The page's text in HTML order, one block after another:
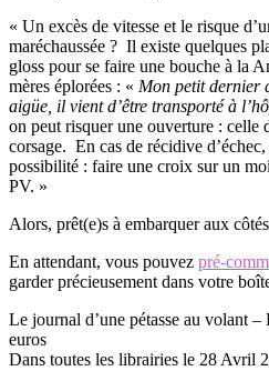
« Un excès de vitesse et le risque
maréchaussée ? Il existe quelques
gloss pour se faire une bouche à la
mères éplorées : « Mon petit dernier
aigüe, il vient d’être transporté à
on peut risquer une ouverture : celle
corsage. En cas de récidive
possibilité : faire une croix sur un
PV. »
Alors, prêt(e)s à embarquer aux
En attendant, vous pouvez pré-
garder précieusement dans votre
Le journal d’une pétasse au volant –
euros
Dans toutes les librairies le 28 Avril